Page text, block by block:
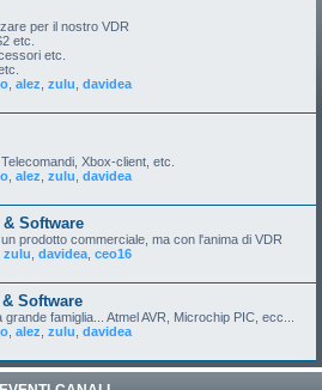
per il nostro VDR
etc.
etc.
alez zulu davidea
Xbox-client, etc.
alez zulu davidea
& Software
prodotto commerciale, ma con l'anima di VDR
zulu davidea ceo16
Software
famiglia... Atmel AVR, Microchip PIC, ecc...
alez zulu davidea